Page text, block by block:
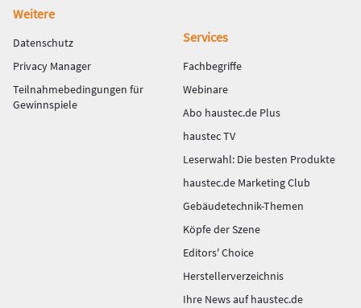
Weitere
Datenschutz
Privacy Manager
Teilnahmebedingungen für
Gewinnspiele
Services
Fachbegriffe
Webinare
Abo haustec.de Plus
haustec TV
Leserwahl: Die besten Produkte
haustec.de Marketing Club
Gebäudetechnik-Themen
Köpfe der Szene
Editors' Choice
Herstellerverzeichnis
Ihre News auf haustec.de